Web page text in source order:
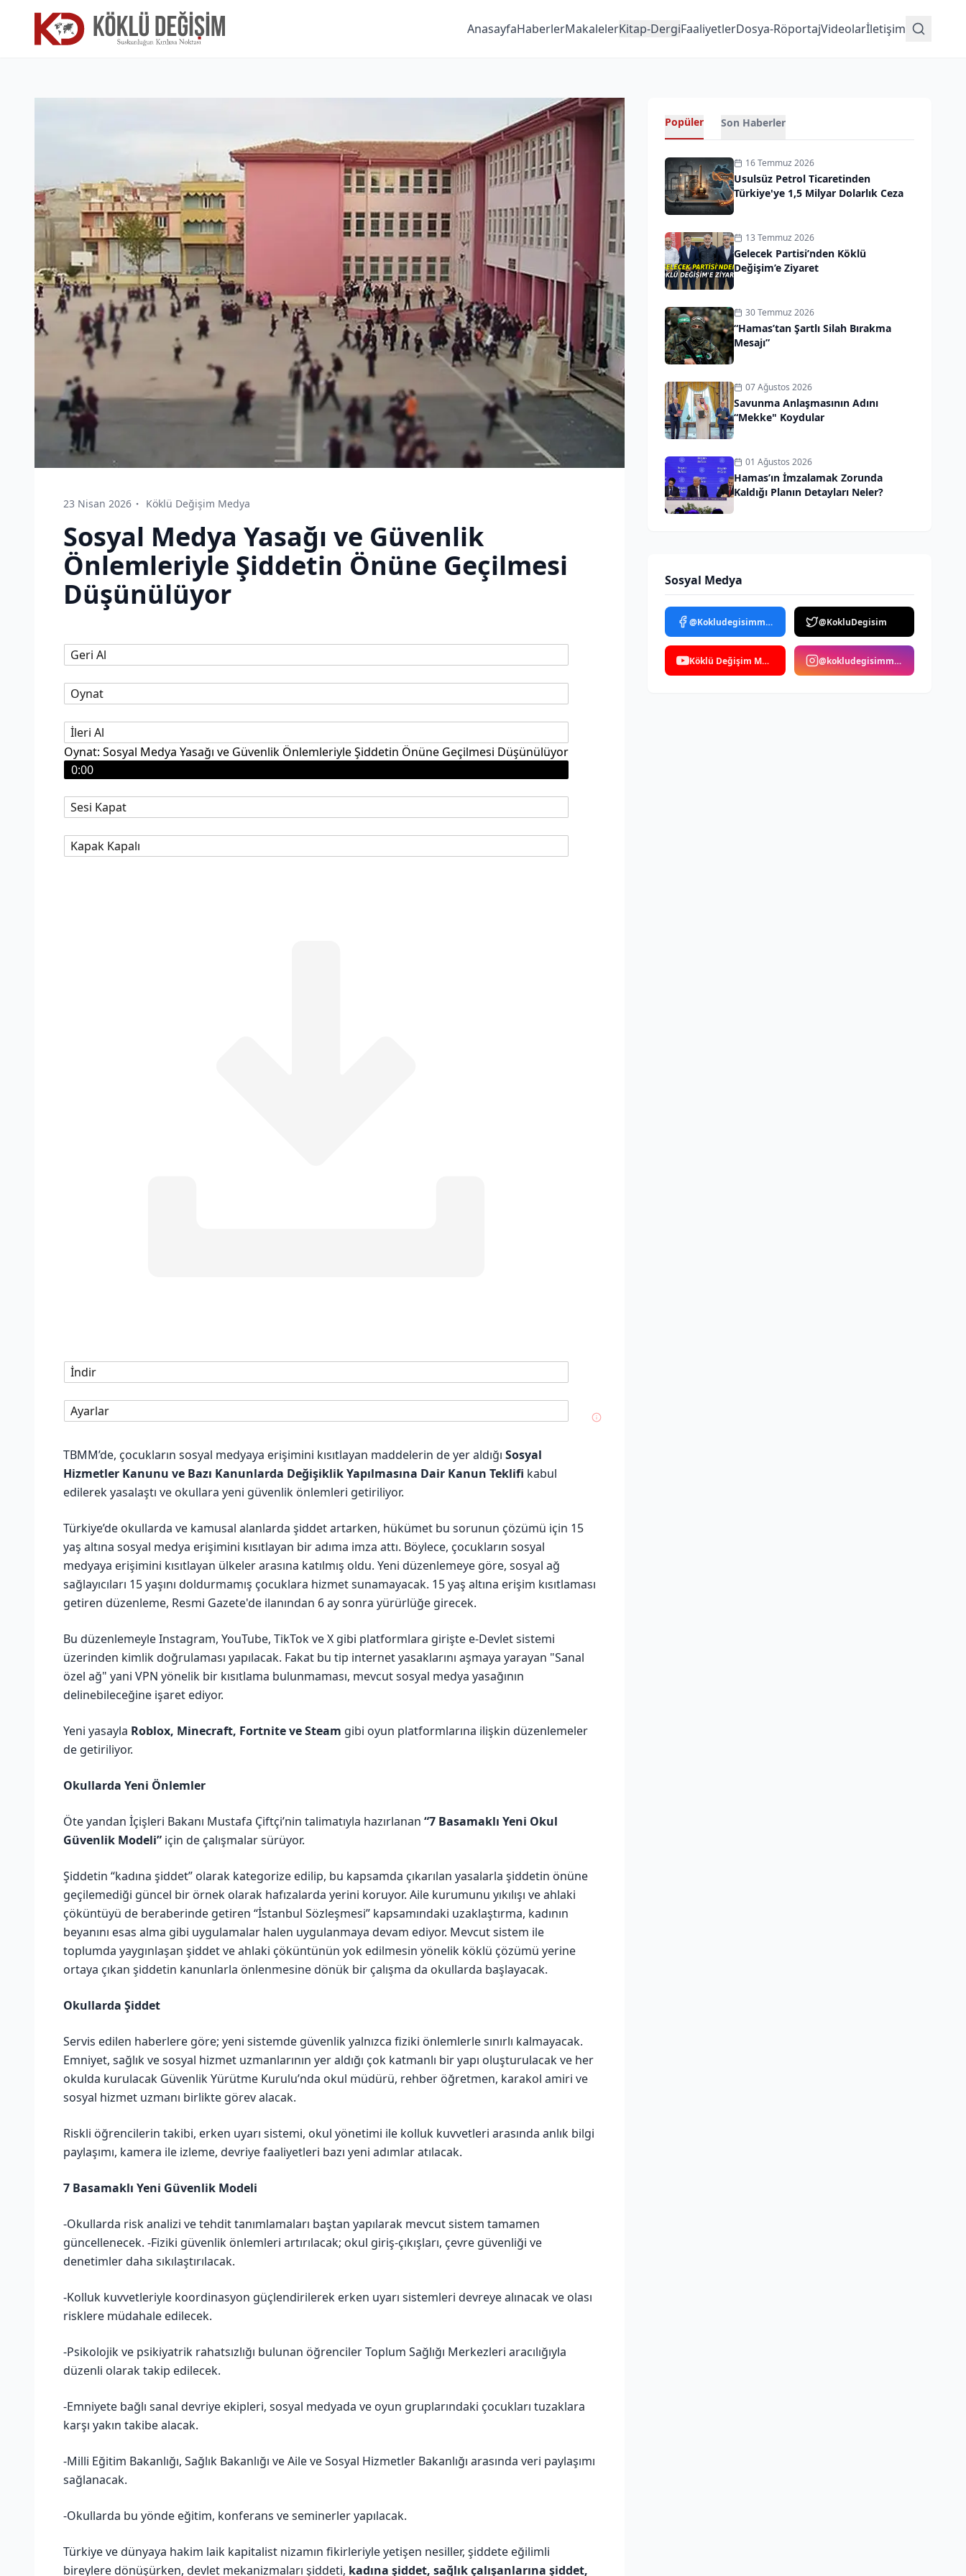
AnasayfaHaberlerMakalelerKitap-DergiFaaliyetlerDosya-RöportajVideolarİletişim
23 Nisan 2026 Köklü Değişim Medya
Sosyal Medya Yasağı ve Güvenlik
Önlemleriyle Şiddetin Önüne Geçilmesi
Düşünülüyor
Geri Al
Oynat
İleri Al
Oynat: Sosyal Medya Yasağı ve Güvenlik Önlemleriyle Şiddetin Önüne Geçilmesi Düşünülüyor
0:00
Sesi Kapat
Kapak Kapalı
İndir
Ayarlar
TBMM’de, çocukların sosyal medyaya erişimini kısıtlayan maddelerin de yer aldığı Sosyal
Hizmetler Kanunu ve Bazı Kanunlarda Değişiklik Yapılmasına Dair Kanun Teklifi kabul
edilerek yasalaştı ve okullara yeni güvenlik önlemleri getiriliyor.
Türkiye’de okullarda ve kamusal alanlarda şiddet artarken, hükümet bu sorunun çözümü için 15
yaş altına sosyal medya erişimini kısıtlayan bir adıma imza attı. Böylece, çocukların sosyal
medyaya erişimini kısıtlayan ülkeler arasına katılmış oldu. Yeni düzenlemeye göre, sosyal ağ
sağlayıcıları 15 yaşını doldurmamış çocuklara hizmet sunamayacak. 15 yaş altına erişim kısıtlaması
getiren düzenleme, Resmi Gazete'de ilanından 6 ay sonra yürürlüğe girecek.
Bu düzenlemeyle Instagram, YouTube, TikTok ve X gibi platformlara girişte e-Devlet sistemi
üzerinden kimlik doğrulaması yapılacak. Fakat bu tip internet yasaklarını aşmaya yarayan "Sanal
özel ağ" yani VPN yönelik bir kısıtlama bulunmaması, mevcut sosyal medya yasağının
delinebileceğine işaret ediyor.
Yeni yasayla Roblox, ⁠Minecraft, ⁠Fortnite ve Steam gibi oyun platformlarına ilişkin düzenlemeler
de getiriliyor.
Okullarda Yeni Önlemler
Öte yandan İçişleri Bakanı Mustafa Çiftçi’nin talimatıyla hazırlanan “7 Basamaklı Yeni Okul
Güvenlik Modeli” için de çalışmalar sürüyor.
Şiddetin “kadına şiddet” olarak kategorize edilip, bu kapsamda çıkarılan yasalarla şiddetin önüne
geçilemediği güncel bir örnek olarak hafızalarda yerini koruyor. Aile kurumunu yıkılışı ve ahlaki
çöküntüyü de beraberinde getiren “İstanbul Sözleşmesi” kapsamındaki uzaklaştırma, kadının
beyanını esas alma gibi uygulamalar halen uygulanmaya devam ediyor. Mevcut sistem ile
toplumda yaygınlaşan şiddet ve ahlaki çöküntünün yok edilmesin yönelik köklü çözümü yerine
ortaya çıkan şiddetin kanunlarla önlenmesine dönük bir çalışma da okullarda başlayacak.
Okullarda Şiddet
Servis edilen haberlere göre; yeni sistemde güvenlik yalnızca fiziki önlemlerle sınırlı kalmayacak.
Emniyet, sağlık ve sosyal hizmet uzmanlarının yer aldığı çok katmanlı bir yapı oluşturulacak ve her
okulda kurulacak Güvenlik Yürütme Kurulu’nda okul müdürü, rehber öğretmen, karakol amiri ve
sosyal hizmet uzmanı birlikte görev alacak.
Riskli öğrencilerin takibi, erken uyarı sistemi, okul yönetimi ile kolluk kuvvetleri arasında anlık bilgi
paylaşımı, kamera ile izleme, devriye faaliyetleri bazı yeni adımlar atılacak.
7 Basamaklı Yeni Güvenlik Modeli
-Okullarda risk analizi ve tehdit tanımlamaları baştan yapılarak mevcut sistem tamamen
güncellenecek. -Fiziki güvenlik önlemleri artırılacak; okul giriş-çıkışları, çevre güvenliği ve
denetimler daha sıkılaştırılacak.
-Kolluk kuvvetleriyle koordinasyon güçlendirilerek erken uyarı sistemleri devreye alınacak ve olası
risklere müdahale edilecek.
-Psikolojik ve psikiyatrik rahatsızlığı bulunan öğrenciler Toplum Sağlığı Merkezleri aracılığıyla
düzenli olarak takip edilecek.
-Emniyete bağlı sanal devriye ekipleri, sosyal medyada ve oyun gruplarındaki çocukları tuzaklara
karşı yakın takibe alacak.
-Milli Eğitim Bakanlığı, Sağlık Bakanlığı ve Aile ve Sosyal Hizmetler Bakanlığı arasında veri paylaşımı
sağlanacak.
-Okullarda bu yönde eğitim, konferans ve seminerler yapılacak.
Türkiye ve dünyaya hakim laik kapitalist nizamın fikirleriyle yetişen nesiller, şiddete eğilimli
bireylere dönüşürken, devlet mekanizmaları şiddeti, kadına şiddet, sağlık çalışanlarına şiddet,
Popüler Son Haberler
16 Temmuz 2026
Usulsüz Petrol Ticaretinden
Türkiye'ye 1,5 Milyar Dolarlık Ceza
13 Temmuz 2026
Gelecek Partisi’nden Köklü
Değişim’e Ziyaret
30 Temmuz 2026
“Hamas’tan Şartlı Silah Bırakma
Mesajı”
07 Ağustos 2026
Savunma Anlaşmasının Adını
“Mekke" Koydular
01 Ağustos 2026
Hamas’ın İmzalamak Zorunda
Kaldığı Planın Detayları Neler?
Sosyal Medya
@Kokludegisimmedya @KokluDegisim
Köklü Değişim Medya @kokludegisimmedya